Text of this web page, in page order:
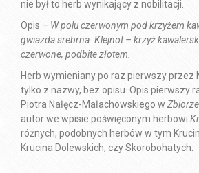
nie był to herb wynikający z nobilitacji.
Opis – W polu czerwonym pod krzyżem
gwiazda srebrna. Klejnot – krzyż
czerwone, podbite złotem.
Herb wymieniany po raz pierwszy przez
tylko z nazwy, bez opisu . Opis pierwszy
Piotra Nałęcz-Małachowskiego w
autor we wpisie poświęconym herbowi
różnych, podobnych herbów w tym
Krucina Dolewskich, czy Skorobohatych.